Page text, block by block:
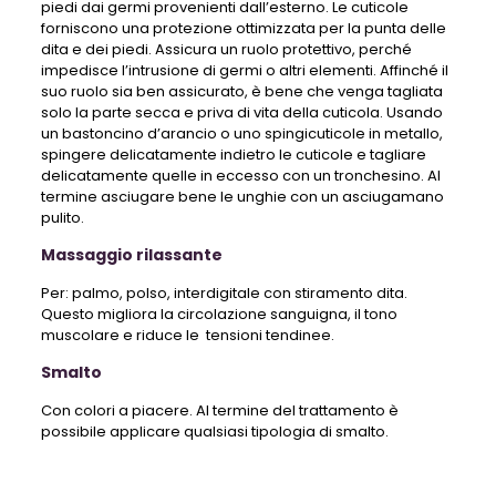
piedi dai germi provenienti dall’esterno. Le cuticole
forniscono una protezione ottimizzata per la punta delle
dita e dei piedi. Assicura un ruolo protettivo, perché
impedisce l’intrusione di germi o altri elementi. Affinché il
suo ruolo sia ben assicurato, è bene che venga tagliata
solo la parte secca e priva di vita della cuticola. Usando
un bastoncino d’arancio o uno spingicuticole in metallo,
spingere delicatamente indietro le cuticole e tagliare
delicatamente quelle in eccesso con un tronchesino. Al
termine asciugare bene le unghie con un asciugamano
pulito.
Massaggio rilassante
Per: palmo, polso, interdigitale con stiramento dita.
Questo migliora la circolazione sanguigna, il tono
muscolare e riduce le tensioni tendinee.
Smalto
Con colori a piacere. Al termine del trattamento è
possibile applicare qualsiasi tipologia di smalto.